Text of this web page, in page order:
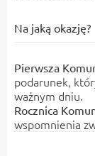
Na jaką okazję?
Pierwsza
podarunek,
ważnym dniu.
Rocznica
wspomnienia